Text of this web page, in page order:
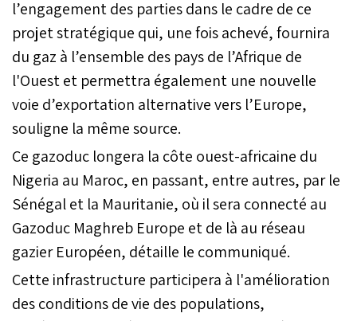
l’engagement des parties dans le cadre de ce
projet stratégique qui, une fois achevé, fournira
du gaz à l’ensemble des pays de l’Afrique de
l'Ouest et permettra également une nouvelle
voie d’exportation alternative vers l’Europe,
souligne la même source.
Ce gazoduc longera la côte ouest-africaine du
Nigeria au Maroc, en passant, entre autres, par le
Sénégal et la Mauritanie, où il sera connecté au
Gazoduc Maghreb Europe et de là au réseau
gazier Européen, détaille le communiqué.
Cette infrastructure participera à l'amélioration
des conditions de vie des populations,